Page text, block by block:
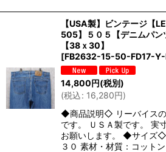
【USA製】ビンテージ【
505】５０５【デニムパン
【38ｘ30】
[FB2632-15-50-FD17-
14,800円(税別)
(税込: 16,280円)
◆商品説明◇ リーバイス
です。 ＵＳＡ製です。 実
お願いします。 ◆サイズ◇
３０ 素材・材質：コット